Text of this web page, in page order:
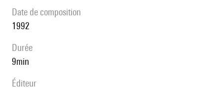
date de composition
1992
durée
9min
éditeur